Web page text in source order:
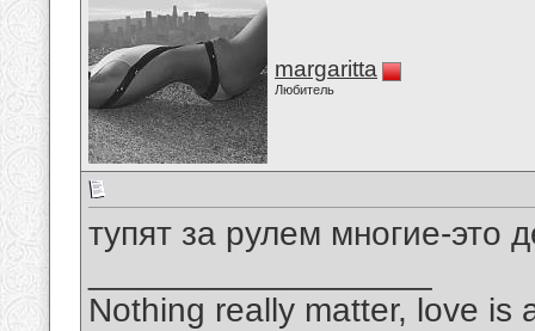
margaritta
Любитель
тупят за рулем многие-это
Nothing really matter, love is